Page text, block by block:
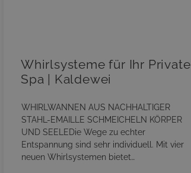
Whirlsysteme für Ihr Private
Spa | Kaldewei
WHIRLWANNEN AUS NACHHALTIGER
STAHL-EMAILLE SCHMEICHELN KÖRPER
UND SEELEDie Wege zu echter
Entspannung sind sehr individuell. Mit vier
neuen Whirlsystemen bietet…